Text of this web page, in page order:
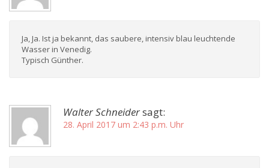
Ja, Ja. Ist ja bekannt, das saubere, intensiv blau leuchtende
Wasser in Venedig.
Typisch Günther.
Walter Schneidersagt:
28. April 2017 um 2:43 p.m. Uhr